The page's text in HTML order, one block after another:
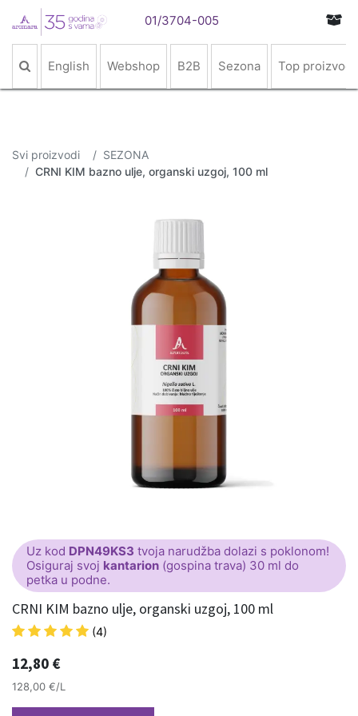
01/3704-005
English Webshop B2B Sezona Top proizvodi
Svi proizvodi
SEZONA
CRNI KIM bazno ulje, organski uzgoj, 100 ml
Uz kod DPN49KS3 tvoja narudžba dolazi s poklonom!
Osiguraj svoj kantarion (gospina trava) 30 ml do
petka u podne.
CRNI KIM bazno ulje, organski uzgoj, 100 ml
(4)
12,80 €
128,00 €/L